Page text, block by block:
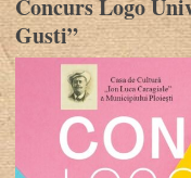
Concurs Logo
Gusti”